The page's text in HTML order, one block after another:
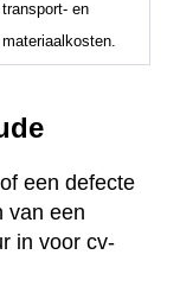
transport- en
materiaalkosten.
een defecte
van een
in voor cv-